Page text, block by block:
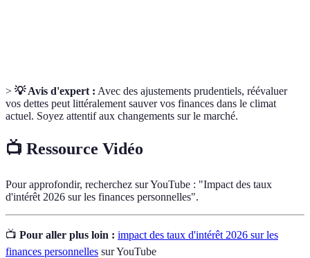
> 💡 Avis d'expert : Avec des ajustements prudentiels, réévaluer
vos dettes peut littéralement sauver vos finances dans le climat
actuel. Soyez attentif aux changements sur le marché.
📺 Ressource Vidéo
Pour approfondir, recherchez sur YouTube : "Impact des taux
d'intérêt 2026 sur les finances personnelles".
📺 Pour aller plus loin : impact des taux d'intérêt 2026 sur les
finances personnelles sur YouTube